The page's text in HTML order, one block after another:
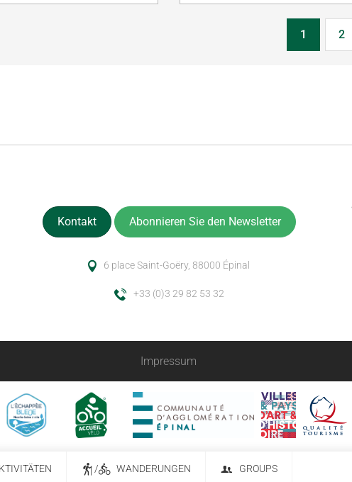
1 2
/ WANDERUNGEN GROUPS
Kontakt Abonnieren Sie den Newsletter
6 place Saint-Goëry, 88000 Épinal
+33 (0)3 29 82 53 32
Impressum